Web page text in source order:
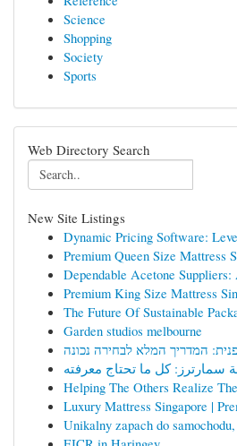
Science
Shopping
Society
Sports
Web Directory Search
New Site Listings
Dynamic Pricing Software:
Premium Queen Size Mattress
Dependable Acetone
Premium King Size Mattress
The Future Of Sustainable
Garden studios melbourne
המדריך המלא לבחירה נכונה
سمارترز: كل ما تحتاج معرفته
Helping The Others Realize
Luxury Mattress Singapore |
Unikalny zapach do